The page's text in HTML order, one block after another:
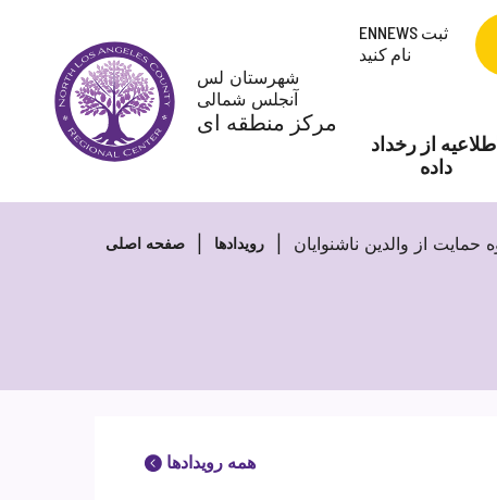
شهرستان لس
آنجلس شمالی
مرکز منطقه ای
ENNEWS ثبت
نام کنید
اطلاعیه از رخداد
داده
صفحه اصلی رویدادها
همه رویدادها